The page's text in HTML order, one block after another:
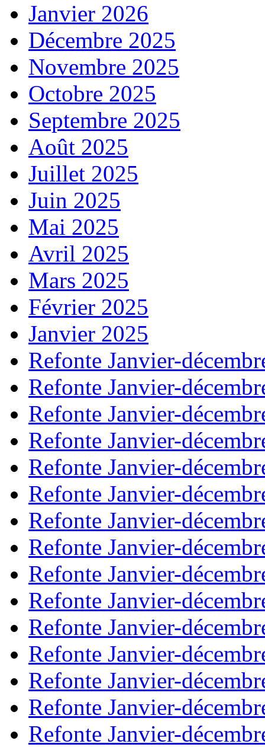
Janvier 2026
Décembre 2025
Novembre 2025
Octobre 2025
Septembre 2025
Août 2025
Juillet 2025
Juin 2025
Mai 2025
Avril 2025
Mars 2025
Février 2025
Janvier 2025
Refonte Janvier-
Refonte Janvier-
Refonte Janvier-
Refonte Janvier-
Refonte Janvier-
Refonte Janvier-
Refonte Janvier-
Refonte Janvier-
Refonte Janvier-
Refonte Janvier-
Refonte Janvier-
Refonte Janvier-
Refonte Janvier-
Refonte Janvier-
Refonte Janvier-